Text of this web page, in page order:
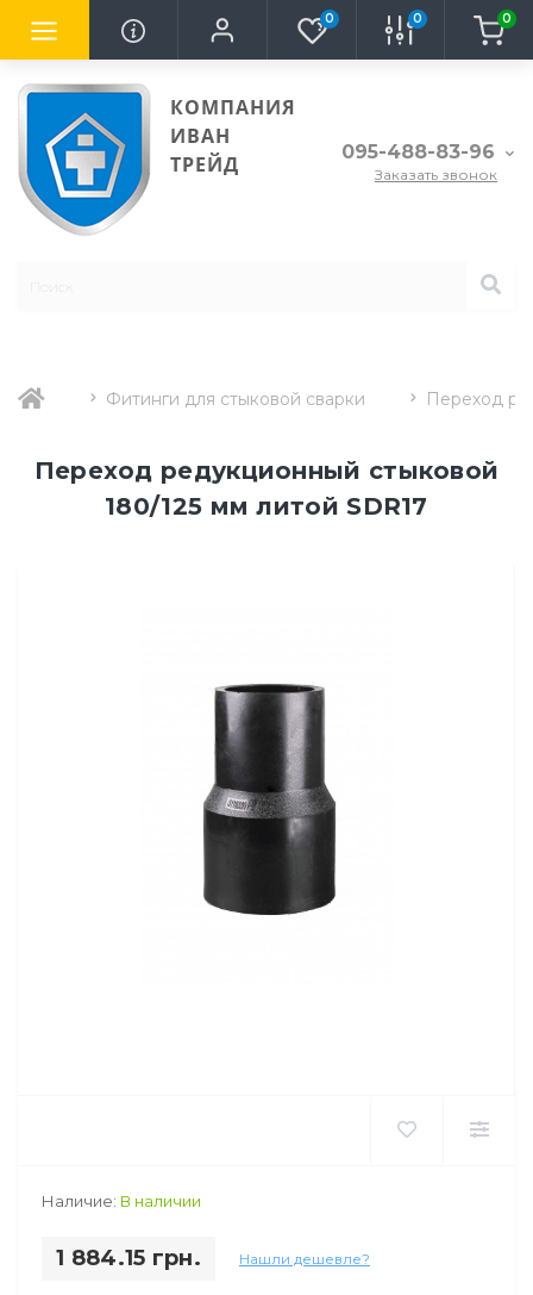
0 0 0
КОМПАНИЯ
ИВАН
ТРЕЙД
095-488-83-96
Заказать звонок
Фитинги для стыковой сварки Переход
Переход редукционный стыковой
180/125 мм литой SDR17
Наличие: В наличии
1 884.15 грн. Нашли дешевле?